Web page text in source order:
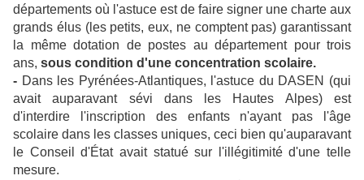
départements où l'astuce est de faire signer une charte aux
grands élus (les petits, eux, ne comptent pas) garantissant
la même dotation de postes au département pour trois
ans, sous condition d'une concentration scolaire.
- Dans les Pyrénées-Atlantiques, l'astuce du DASEN (qui
avait auparavant sévi dans les Hautes Alpes) est
d'interdire l'inscription des enfants n'ayant pas l'âge
scolaire dans les classes uniques, ceci bien qu'auparavant
le Conseil d'État avait statué sur l'illégitimité d'une telle
mesure.